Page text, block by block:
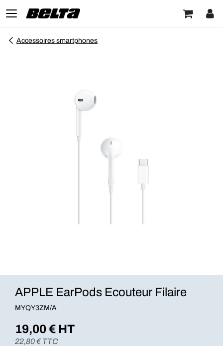
Accessoires smartphones
APPLE EarPods Ecouteur Filaire
MYQY3ZM/A
19,00€ HT
22,80€ TTC